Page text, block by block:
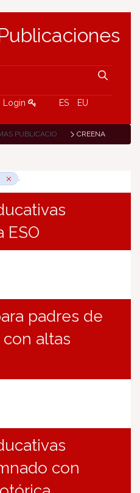
Login ES EU
PUBLICACIONES CREENA
.
ESO
padres de
altas
con